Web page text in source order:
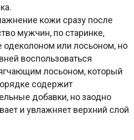
кожи сразу после
мужчин, по старинке,
одеколоном или лосьоном, но
воспользоваться
лосьоном, который
содержит
добавки, но заодно
и увлажняет верхний слой